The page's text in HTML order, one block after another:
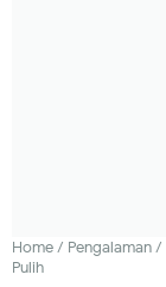
Home/ Pengalaman/
Pulih